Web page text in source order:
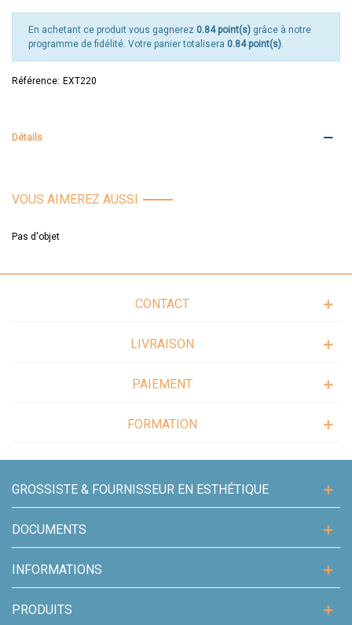
En achetant ce produit vous gagnerez 0.84 point(s) grâce à notre
programme de fidélité. Votre panier totalisera 0.84 point(s).
Référence: EXT220
Détails
VOUS AIMEREZ AUSSI
Pas d'objet
CONTACT
LIVRAISON
PAIEMENT
FORMATION
GROSSISTE & FOURNISSEUR EN ESTHÉTIQUE
DOCUMENTS
INFORMATIONS
PRODUITS